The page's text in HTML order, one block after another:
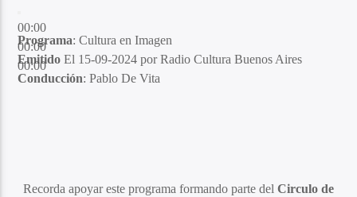
00:00
00:00
00:00
Programa: Cultura en Imagen
Emitido El 15-09-2024 por Radio Cultura Buenos Aires
Conducción: Pablo De Vita
Recorda apoyar este programa formando parte del Circulo de